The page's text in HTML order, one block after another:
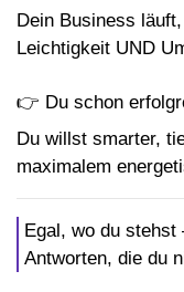
Dein Business
Leichtigkeit UND
👉 Du schon
Du willst smarter,
maximalem
Egal, wo du
Antworten, die du